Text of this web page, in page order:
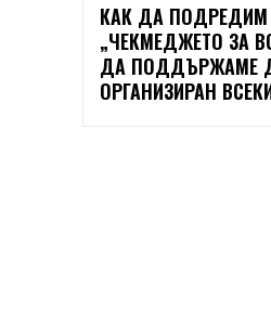
КАК ДА ПОДРЕДИМ
„ЧЕКМЕДЖЕТО ЗА
ДА ПОДДЪРЖАМЕ
ОРГАНИЗИРАН